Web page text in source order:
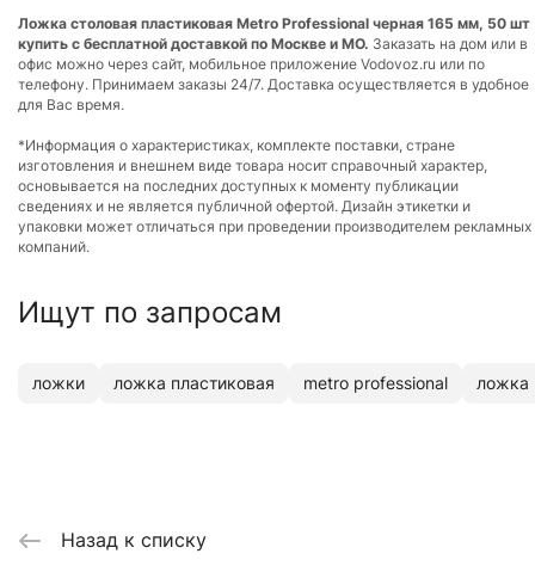
Ложка столовая пластиковая Metro Professional черная 165 мм, 50 шт
купить с бесплатной доставкой по Москве и МО. Заказать на дом или в
офис можно через сайт, мобильное приложение Vodovoz.ru или по
телефону. Принимаем заказы 24/7. Доставка осуществляется в удобное
для Вас время.
*Информация о характеристиках, комплекте поставки, стране
изготовления и внешнем виде товара носит справочный характер,
основывается на последних доступных к моменту публикации
сведениях и не является публичной офертой. Дизайн этикетки и
упаковки может отличаться при проведении производителем рекламных
компаний.
Ищут по запросам
ложки ложка пластиковая metro professional ложка
Назад к списку